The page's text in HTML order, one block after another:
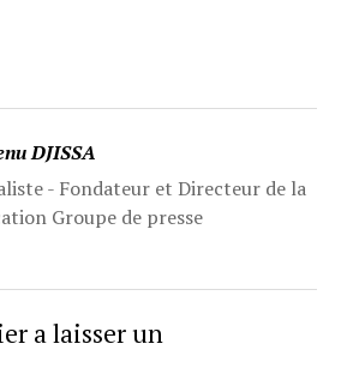
DJISSA
- Fondateur et Directeur de la
Groupe de presse
a laisser un